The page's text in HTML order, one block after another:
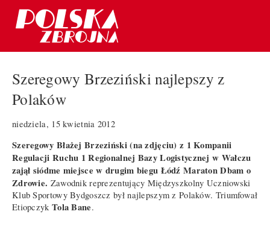
Szeregowy Brzeziński najlepszy z
Polaków
niedziela, 15 kwietnia 2012
Szeregowy Błażej Brzeziński (na zdjęciu) z 1 Kompanii
Regulacji Ruchu 1 Regionalnej Bazy Logistycznej w Wałczu
zajął siódme miejsce w drugim biegu Łódź Maraton Dbam o
Zdrowie. Zawodnik reprezentujący Międzyszkolny Uczniowski
Klub Sportowy Bydgoszcz był najlepszym z Polaków. Triumfował
Etiopczyk Tola Bane.